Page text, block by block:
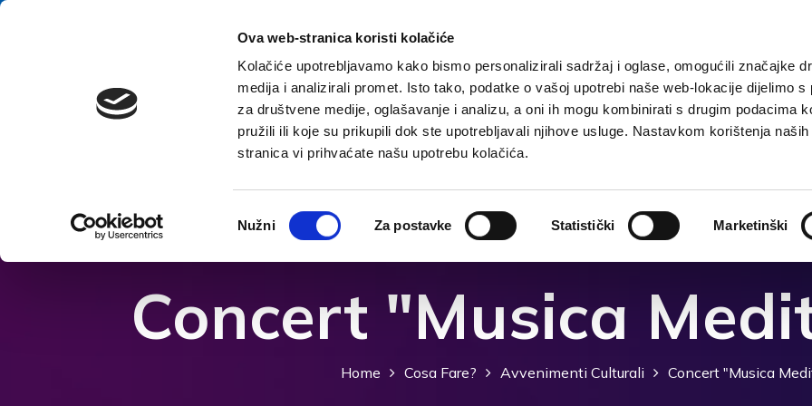
Ova web-stranica koristi kolačiće
Kolačiće upotrebljavamo kako bismo personalizirali sadržaj i oglase, omogućili značajke
medija i analizirali promet. Isto tako, podatke o vašoj upotrebi naše web-lokacije dijelimo s
za društvene medije, oglašavanje i analizu, a oni ih mogu kombinirati s drugim podacima
pružili ili koje su prikupili dok ste upotrebljavali njihove usluge. Nastavkom korištenja
stranica vi prihvaćate našu upotrebu kolačića.
pristanka
Nužni Za postavke Statistički Marketinški
Salta al contenuto
Home Destinazione Alloggi Cosa fare?
Concert "Musica
Home Cosa Fare? Avvenimenti Culturali Concert "Musica